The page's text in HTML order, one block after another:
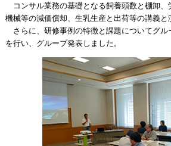
コンサル業務の基礎となる飼養頭数と棚卸
機械等の減価償却、生乳生産と出荷等の講義と
さらに、研修事例の特徴と課題についてグ
を行い、グループ発表しました。